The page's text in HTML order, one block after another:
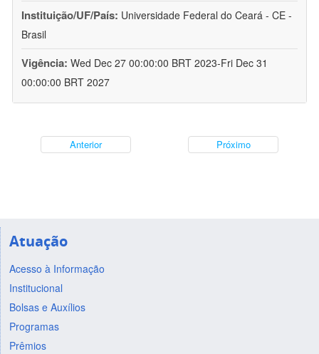
Instituição/UF/País: Universidade Federal do Ceará - CE -
Brasil
Vigência: Wed Dec 27 00:00:00 BRT 2023-Fri Dec 31
00:00:00 BRT 2027
Anterior Próximo
Atuação
Acesso à Informação
Institucional
Bolsas e Auxílios
Programas
Prêmios